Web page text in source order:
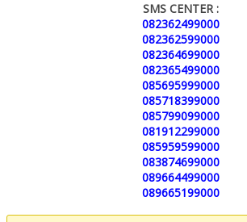
SMS CENTER :
082362499000
082362599000
082364699000
082365499000
085695999000
085718399000
085799099000
081912299000
085959599000
083874699000
089664499000
089665199000